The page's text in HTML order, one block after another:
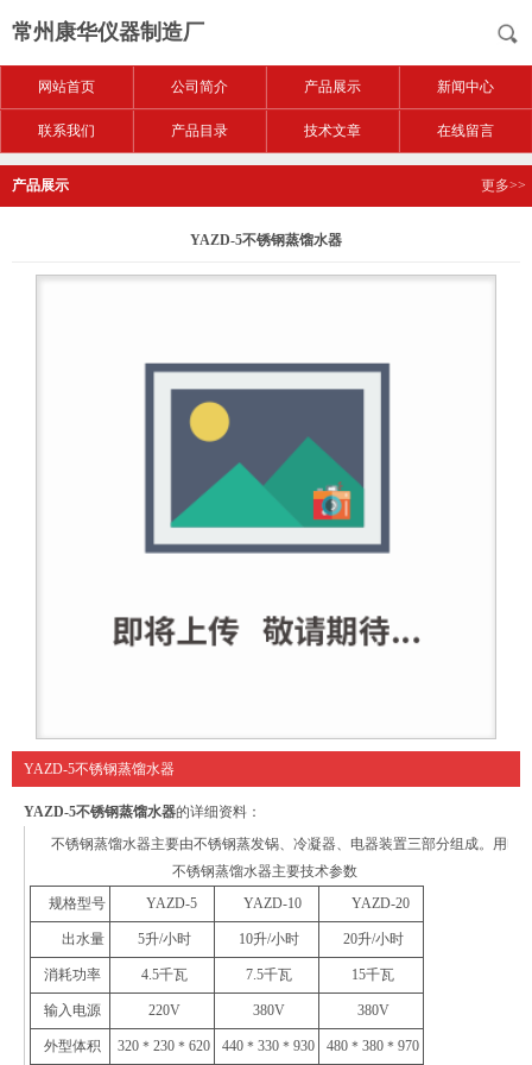
常州康华仪器制造厂
网站首页 公司简介 产品展示 新闻中心
联系我们 产品目录 技术文章 在线留言
产品展示 更多>>
YAZD-5不锈钢蒸馏水器
YAZD-5不锈钢蒸馏水器
YAZD-5不锈钢蒸馏水器的详细资料：
不锈钢蒸馏水器主要由不锈钢蒸发锅、冷凝器、电器装置三部分组成。用电
不锈钢蒸馏水器主要技术参数
规格型号
YAZD-5 YAZD-10 YAZD-20
出水量 5升/小时 10升/小时 20升/小时
消耗功率 4.5千瓦 7.5千瓦 15千瓦
输入电源 220V 380V 380V
外型体积 320＊230＊620 440＊330＊930 480＊380＊970